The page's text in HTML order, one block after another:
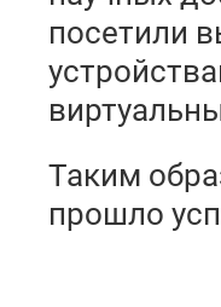
посетили
Таким
прошло